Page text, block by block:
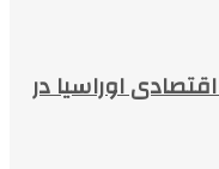
اوراسیا در